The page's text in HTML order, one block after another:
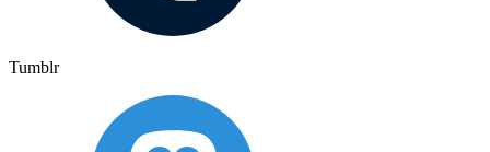
Tumblr